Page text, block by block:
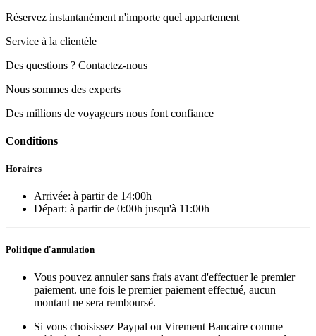
Réservez instantanément n'importe quel appartement
Service à la clientèle
Des questions ? Contactez-nous
Nous sommes des experts
Des millions de voyageurs nous font confiance
Conditions
Horaires
Arrivée: à partir de 14:00h
Départ: à partir de 0:00h jusqu'à 11:00h
Politique d'annulation
Vous pouvez annuler sans frais avant d'effectuer le premier
paiement. une fois le premier paiement effectué, aucun
montant ne sera remboursé.
Si vous choisissez Paypal ou Virement Bancaire comme